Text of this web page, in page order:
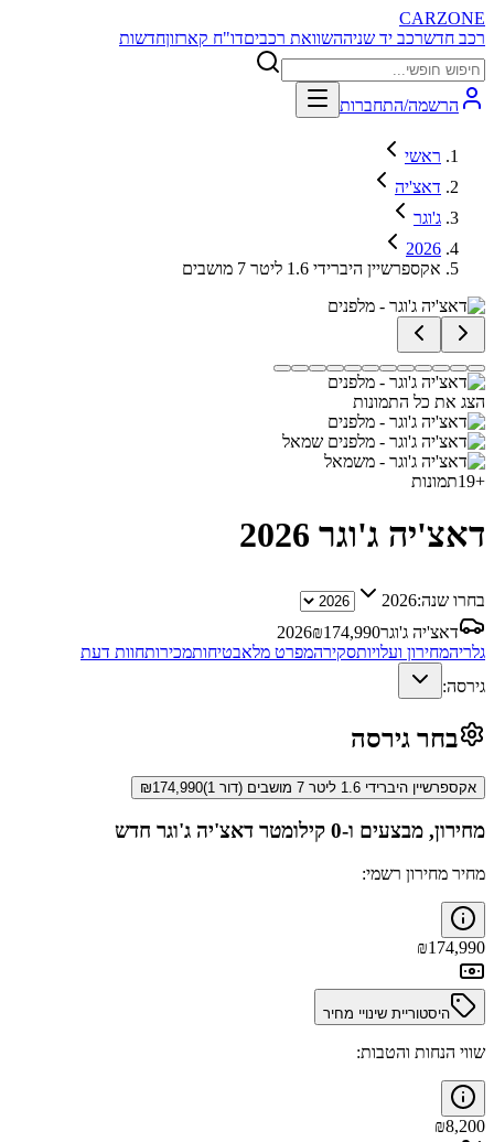
CARZONE
רכב חדשרכב יד שניההשוואת רכביםדו"ח קארזוןחדשות
הרשמה/התחברות
ראשי
דאצ'יה
ג'וגר
2026
אקספרשיין היברידי 1.6 ליטר 7 מושבים
הצג את כל התמונות
+
19תמונות
דאצ'יה ג'וגר 2026
בחרו שנה:2026
דאצ'יה ג'וגר
2026₪174,990
גלריהמחירון ועלויותסקירהמפרט מלאבטיחותמכירותחוות דעת
גירסה:
בחר גירסה
אקספרשיין היברידי 1.6 ליטר 7 מושבים (דור 1) ₪174,990
מחירון, מבצעים ו-0 קילומטר דאצ'יה ג'וגר חדש
מחיר מחירון רשמי:
₪174,990
היסטוריית שינויי מחיר
שווי הנחות והטבות:
₪8,200